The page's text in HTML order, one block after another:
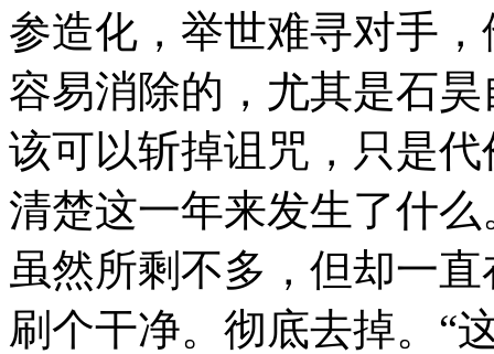
参造化，举世难寻对手
容易消除的，尤其是石
该可以斩掉诅咒，只是
清楚这一年来发生了什
虽然所剩不多，但却一
刷个干净。彻底去掉。“